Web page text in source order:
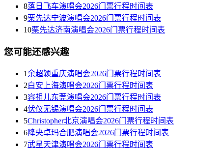
8落日飞车演唱会2026门票行程时间表
9栗先达宁波演唱会2026门票行程时间表
10栗先达济南演唱会2026门票行程时间表
您可能还感兴趣
1余超颖重庆演唱会2026门票行程时间表
2白安上海演唱会2026门票行程时间表
3容祖儿东莞演唱会2026门票行程时间表
4伏仪无锡演唱会2026门票行程时间表
5Christopher北京演唱会2026门票行程时间表
6降央卓玛合肥演唱会2026门票行程时间表
7武星天津演唱会2026门票行程时间表